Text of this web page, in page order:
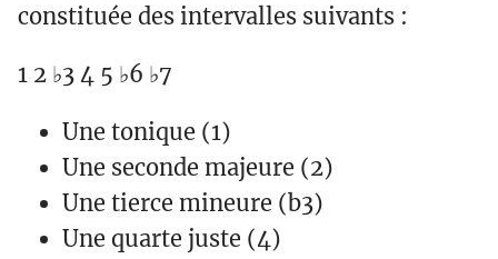
constituée des intervalles suivants :
1 2 ♭3 4 5 ♭6 ♭7
Une tonique (1)
Une seconde majeure (2)
Une tierce mineure (b3)
Une quarte juste (4)